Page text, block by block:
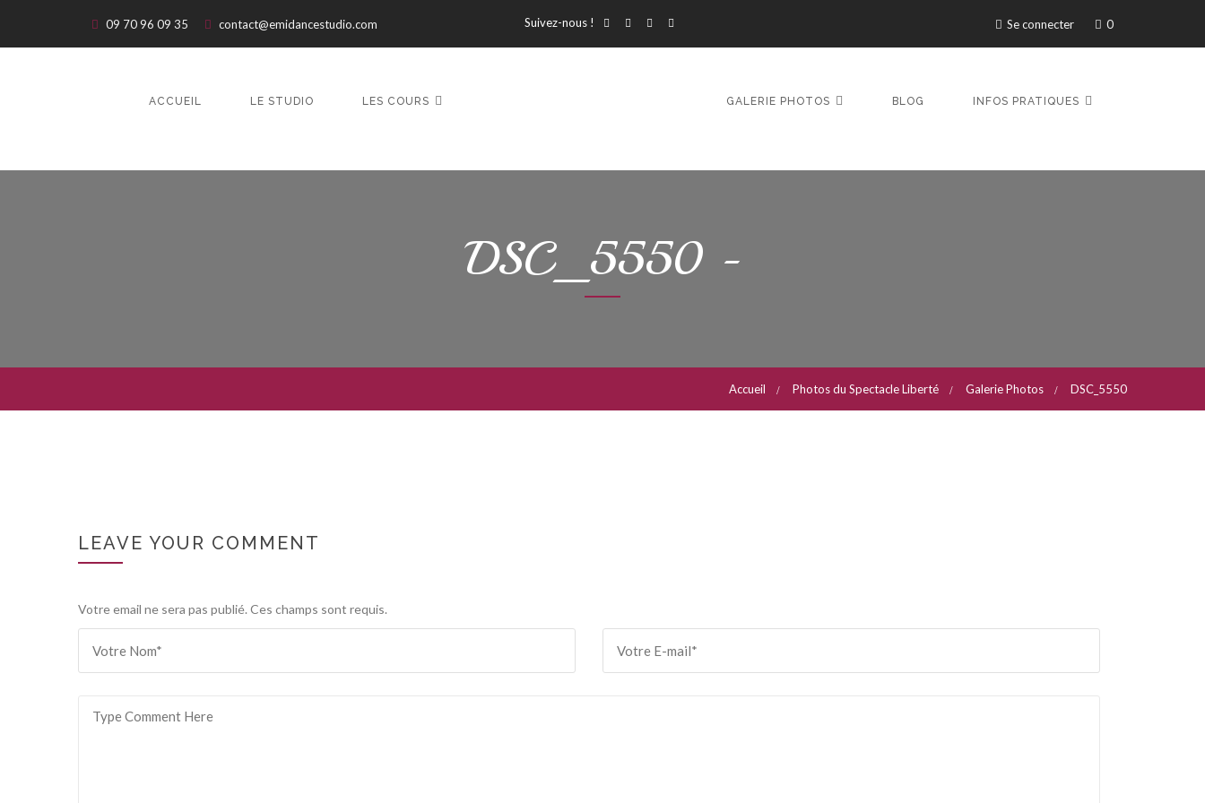
09 70 96 09 35 contact@emidancestudio.com Se connecter 0
Suivez-nous !
ACCUEIL LE STUDIO LES COURS GALERIE PHOTOS BLOG INFOS PRATIQUES
DSC_5550 -
Accueil Photos du Spectacle Liberté Galerie Photos DSC_5550
LEAVE YOUR COMMENT
Votre email ne sera pas publié. Ces champs sont requis.